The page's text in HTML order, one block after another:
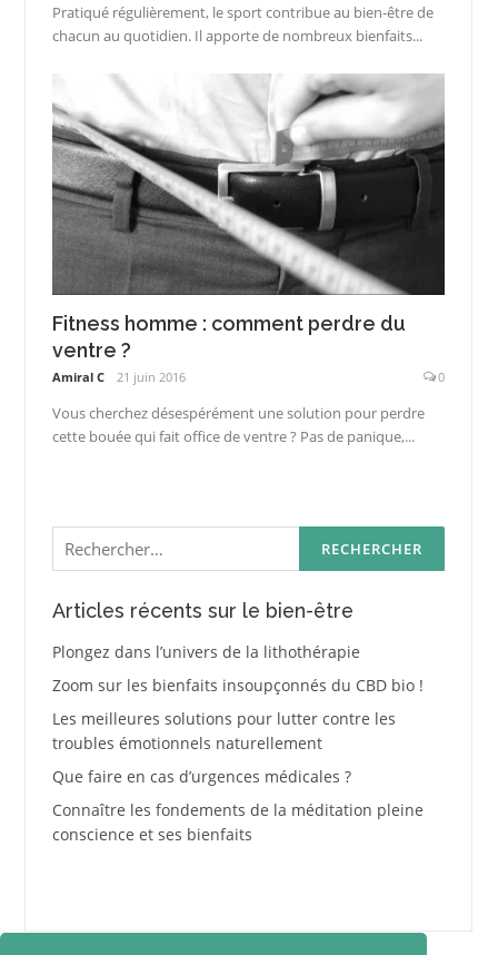
Pratiqué régulièrement, le sport contribue au bien-être de
chacun au quotidien. Il apporte de nombreux bienfaits...
Fitness homme : comment perdre du
ventre ?
Amiral C 21 juin 2016 0
Vous cherchez désespérément une solution pour perdre
cette bouée qui fait office de ventre ? Pas de panique,...
Rechercher :
Articles récents sur le bien-être
Plongez dans l’univers de la lithothérapie
Zoom sur les bienfaits insoupçonnés du CBD bio !
Les meilleures solutions pour lutter contre les
troubles émotionnels naturellement
Que faire en cas d’urgences médicales ?
Connaître les fondements de la méditation pleine
conscience et ses bienfaits